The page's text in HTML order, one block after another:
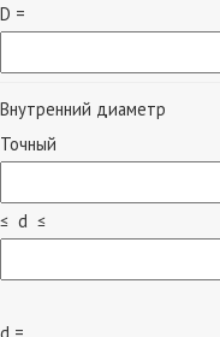
D =
Внутренний диаметр
Точный
≤ d ≤